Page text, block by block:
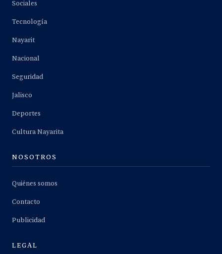
Sociales
Tecnología
Nayarit
Nacional
Seguridad
Jalisco
Deportes
Cultura Nayarita
NOSOTROS
Quiénes somos
Contacto
Publicidad
LEGAL